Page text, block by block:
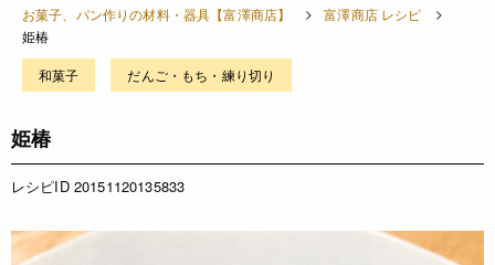
お菓子、パン作りの材料・器具【富澤商店】
富澤商店 レシピ
姫椿
和菓子 だんご・もち・練り切り
姫椿
レシピID 20151120135833